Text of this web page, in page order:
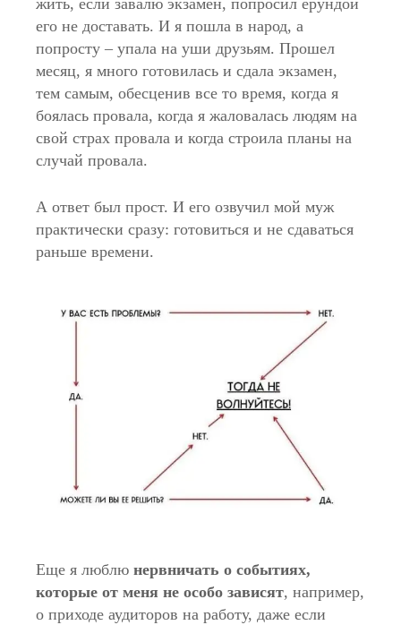
жить, если завалю экзамен, попросил ерундой
его не доставать. И я пошла в народ, а
попросту – упала на уши друзьям. Прошел
месяц, я много готовилась и сдала экзамен,
тем самым, обесценив все то время, когда я
боялась провала, когда я жаловалась людям на
свой страх провала и когда строила планы на
случай провала.
А ответ был прост. И его озвучил мой муж
практически сразу: готовиться и не сдаваться
раньше времени.
Еще я люблю нервничать о событиях,
которые от меня не особо зависят, например,
о приходе аудиторов на работу, даже если